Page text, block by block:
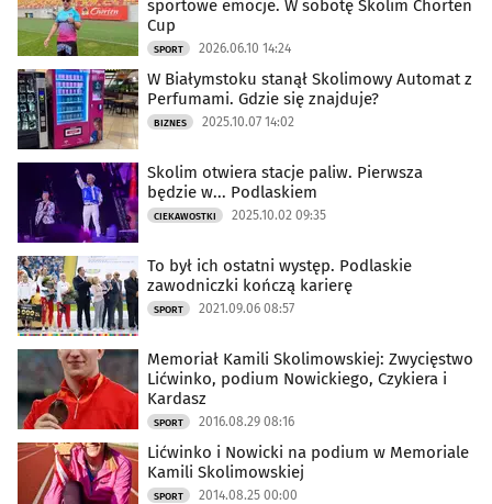
sportowe emocje. W sobotę Skolim Chorten
Cup
SPORT 2026.06.10 14:24
W Białymstoku stanął Skolimowy Automat z
Perfumami. Gdzie się znajduje?
BIZNES 2025.10.07 14:02
Skolim otwiera stacje paliw. Pierwsza
będzie w... Podlaskiem
CIEKAWOSTKI 2025.10.02 09:35
To był ich ostatni występ. Podlaskie
zawodniczki kończą karierę
SPORT 2021.09.06 08:57
Memoriał Kamili Skolimowskiej: Zwycięstwo
Lićwinko, podium Nowickiego, Czykiera i
Kardasz
SPORT 2016.08.29 08:16
Lićwinko i Nowicki na podium w Memoriale
Kamili Skolimowskiej
SPORT 2014.08.25 00:00